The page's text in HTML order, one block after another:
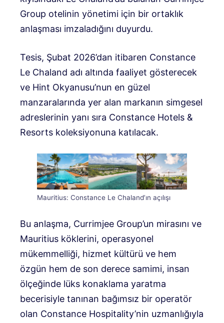
Group otelinin yönetimi için bir ortaklık
anlaşması imzaladığını duyurdu.
Tesis, Şubat 2026’dan itibaren Constance
Le Chaland adı altında faaliyet gösterecek
ve Hint Okyanusu’nun en güzel
manzaralarında yer alan markanın simgesel
adreslerinin yanı sıra Constance Hotels &
Resorts koleksiyonuna katılacak.
Mauritius: Constance Le Chaland’ın açılışı
Bu anlaşma, Currimjee Group’un mirasını ve
Mauritius köklerini, operasyonel
mükemmelliği, hizmet kültürü ve hem
özgün hem de son derece samimi, insan
ölçeğinde lüks konaklama yaratma
becerisiyle tanınan bağımsız bir operatör
olan Constance Hospitality’nin uzmanlığıyla